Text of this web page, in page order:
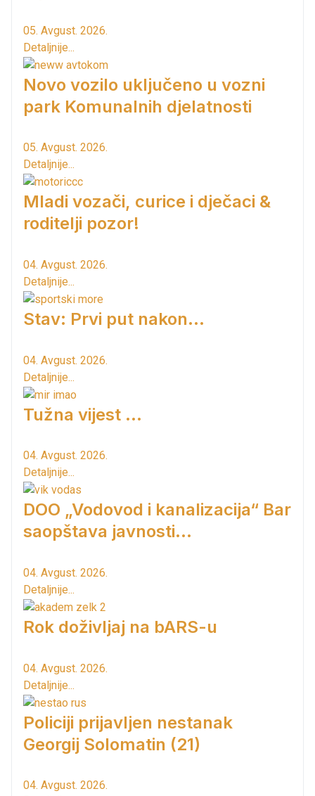
05. Avgust. 2026.
Detaljnije...
Novo vozilo uključeno u vozni
park Komunalnih djelatnosti
05. Avgust. 2026.
Detaljnije...
Mladi vozači, curice i dječaci &
roditelji pozor!
04. Avgust. 2026.
Detaljnije...
Stav: Prvi put nakon…
04. Avgust. 2026.
Detaljnije...
Tužna vijest ...
04. Avgust. 2026.
Detaljnije...
DOO „Vodovod i kanalizacija“ Bar
saopštava javnosti...
04. Avgust. 2026.
Detaljnije...
Rok doživljaj na bARS-u
04. Avgust. 2026.
Detaljnije...
Policiji prijavljen nestanak
Georgij Solomatin (21)
04. Avgust. 2026.